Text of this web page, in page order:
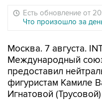
Есть обновление от
Что произошло за
Москва. 7 августа.
Международный
предоставил
фигуристам Камиле
Игнатовой